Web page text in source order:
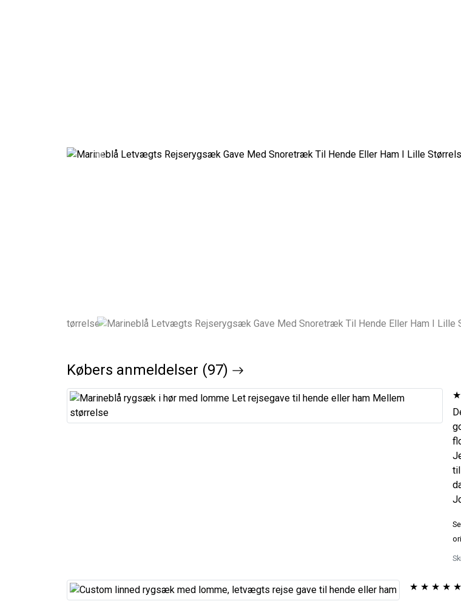
Previous
Købers anmeldelser (97)
★
til
★ ★ ★ ★ ★